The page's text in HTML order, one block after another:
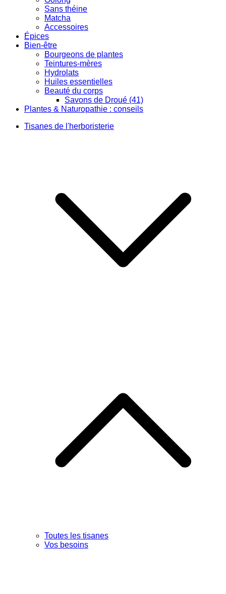
Sans théine
Matcha
Accessoires
Épices
Bien-être
Bourgeons de plantes
Teintures-mères
Hydrolats
Huiles essentielles
Beauté du corps
Savons de Droué (41)
Plantes & Naturopathie : conseils
Tisanes de l'herboristerie
Toutes les tisanes
Vos besoins